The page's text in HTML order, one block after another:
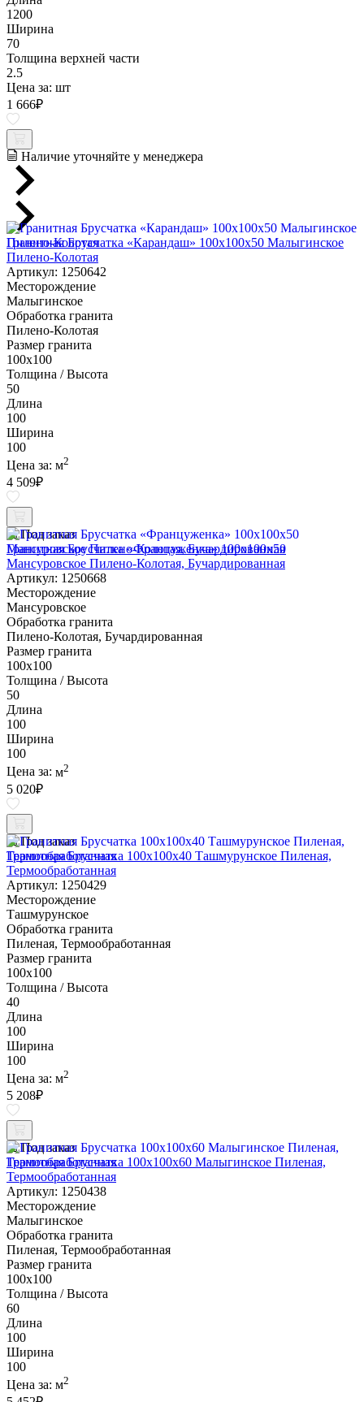
1200
Ширина
70
Толщина верхней части
2.5
Цена за: шт
1 666₽
Наличие уточняйте у менеджера
Гранитная Брусчатка «Карандаш» 100х100x50 Малыгинское
Пилено-Колотая
Артикул: 1250642
Месторождение
Малыгинское
Обработка гранита
Пилено-Колотая
Размер гранита
100х100
Толщина / Высота
50
Длина
100
Ширина
100
Цена за: м2
4 509₽
Под заказ
Гранитная Брусчатка «Француженка» 100х100x50
Мансуровское Пилено-Колотая, Бучардированная
Артикул: 1250668
Месторождение
Мансуровское
Обработка гранита
Пилено-Колотая, Бучардированная
Размер гранита
100х100
Толщина / Высота
50
Длина
100
Ширина
100
Цена за: м2
5 020₽
Под заказ
Гранитная Брусчатка 100х100x40 Ташмурунское Пиленая,
Термообработанная
Артикул: 1250429
Месторождение
Ташмурунское
Обработка гранита
Пиленая, Термообработанная
Размер гранита
100х100
Толщина / Высота
40
Длина
100
Ширина
100
Цена за: м2
5 208₽
Под заказ
Гранитная Брусчатка 100х100x60 Малыгинское Пиленая,
Термообработанная
Артикул: 1250438
Месторождение
Малыгинское
Обработка гранита
Пиленая, Термообработанная
Размер гранита
100х100
Толщина / Высота
60
Длина
100
Ширина
100
Цена за: м2